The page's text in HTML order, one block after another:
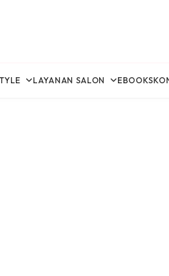
LAYANAN SALON EBOOKS